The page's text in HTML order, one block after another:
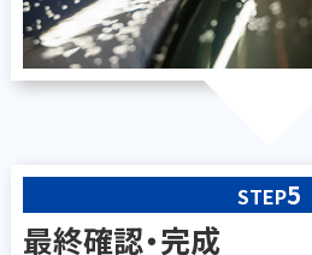
STEP5
最終確認・完成